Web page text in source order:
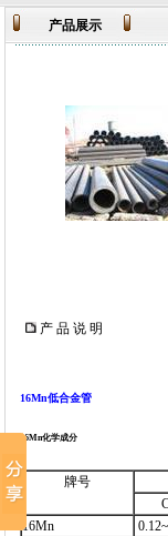
产品展示
产 品 说 明
16Mn低合金管
16Mn化学成分
牌号
16Mn